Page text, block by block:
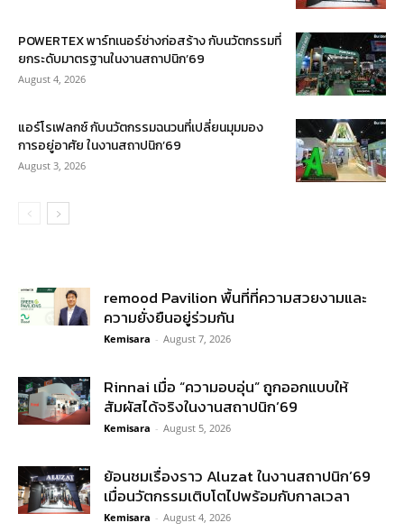
POWERTEX พาร์ทเนอร์ช่างก่อสร้าง กับนวัตกรรมที่
ยกระดับมาตรฐานในงานสถาปนิก’69
August 4, 2026
แอร์โรเฟลกซ์ กับนวัตกรรมฉนวนที่เปลี่ยนมุมมอง
การอยู่อาศัย ในงานสถาปนิก’69
August 3, 2026
remood Pavilion พื้นที่ที่ความสวยงามและ
ความยั่งยืนอยู่ร่วมกัน
Kemisara - August 7, 2026
Rinnai เมื่อ “ความอบอุ่น” ถูกออกแบบให้
สัมผัสได้จริงในงานสถาปนิก’69
Kemisara - August 5, 2026
ย้อนชมเรื่องราว Aluzat ในงานสถาปนิก’69
เมื่อนวัตกรรมเติบโตไปพร้อมกับกาลเวลา
Kemisara - August 4, 2026